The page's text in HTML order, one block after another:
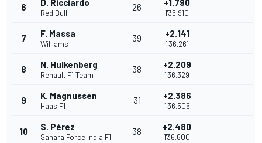
6 D. Ricciardo
Red Bull
26 +1.790
1'35.910
7 F. Massa
Williams
39 +2.141
1'36.261
8 N. Hulkenberg
Renault F1 Team
38 +2.209
1'36.329
9 K. Magnussen
Haas F1
31 +2.386
1'36.506
10 S. Pérez
Sahara Force India F1
38 +2.480
1'36.600